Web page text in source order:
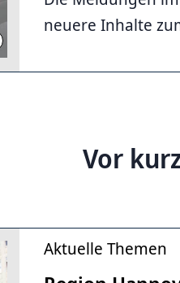
Region Hannover
neuere Inhalte
Vor
Aktuelle Themen